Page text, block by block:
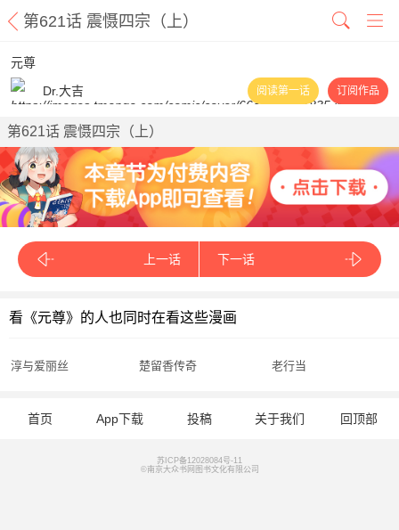
第621话 震慑四宗（上）
元尊
Dr.大吉
阅读第一话 订阅作品
第621话 震慑四宗（上）
上一话 下一话
看《元尊》的人也同时在看这些漫画
淳与爱丽丝 楚留香传奇 老行当
首页 App下载 投稿 关于我们 回顶部
苏ICP备12028084号-11
©南京大众书网图书文化有限公司